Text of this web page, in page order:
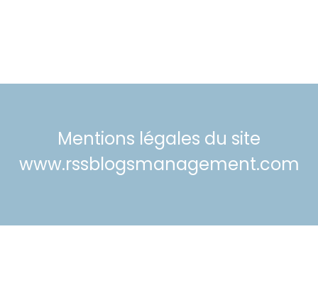
Mentions légales du site
www.rssblogsmanagement.com